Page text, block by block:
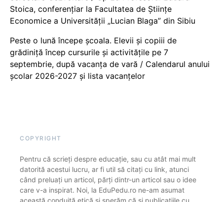
Stoica, conferențiar la Facultatea de Științe
Economice a Universității „Lucian Blaga” din Sibiu
Peste o lună începe școala. Elevii și copiii de
grădiniță încep cursurile și activitățile pe 7
septembrie, după vacanța de vară / Calendarul anului
școlar 2026-2027 și lista vacanțelor
COPYRIGHT
Pentru că scrieți despre educație, sau cu atât mai mult
datorită acestui lucru, ar fi util să citați cu link, atunci
când preluați un articol, părți dintr-un articol sau o idee
care v-a inspirat. Noi, la EduPedu.ro ne-am asumat
această conduită etică și sperăm că și publicațiile cu